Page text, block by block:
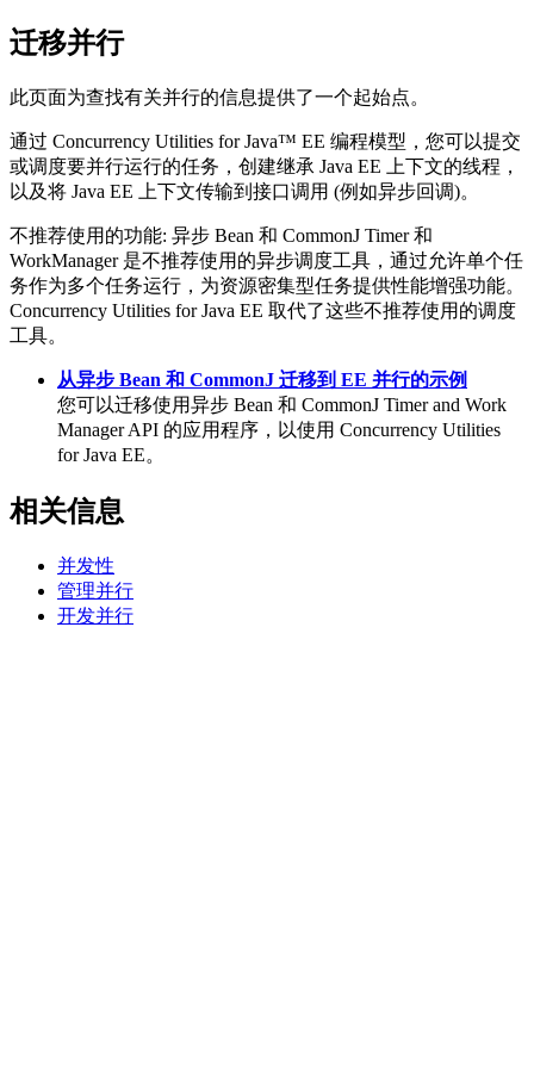
迁移并行
此页面为查找有关并行的信息提供了一个起始点。
通过 Concurrency Utilities for Java™ EE 编程模型，您可以提交
或调度要并行运行的任务，创建继承 Java EE 上下文的线程，
以及将 Java EE 上下文传输到接口调用 (例如异步回调)。
不推荐使用的功能: 异步 Bean 和 CommonJ Timer 和
WorkManager 是不推荐使用的异步调度工具，通过允许单个任
务作为多个任务运行，为资源密集型任务提供性能增强功能。
Concurrency Utilities for Java EE 取代了这些不推荐使用的调度
工具。
从异步 Bean 和 CommonJ 迁移到 EE 并行的示例
您可以迁移使用异步 Bean 和 CommonJ Timer and Work
Manager API 的应用程序，以使用 Concurrency Utilities
for Java EE。
相关信息
并发性
管理并行
开发并行